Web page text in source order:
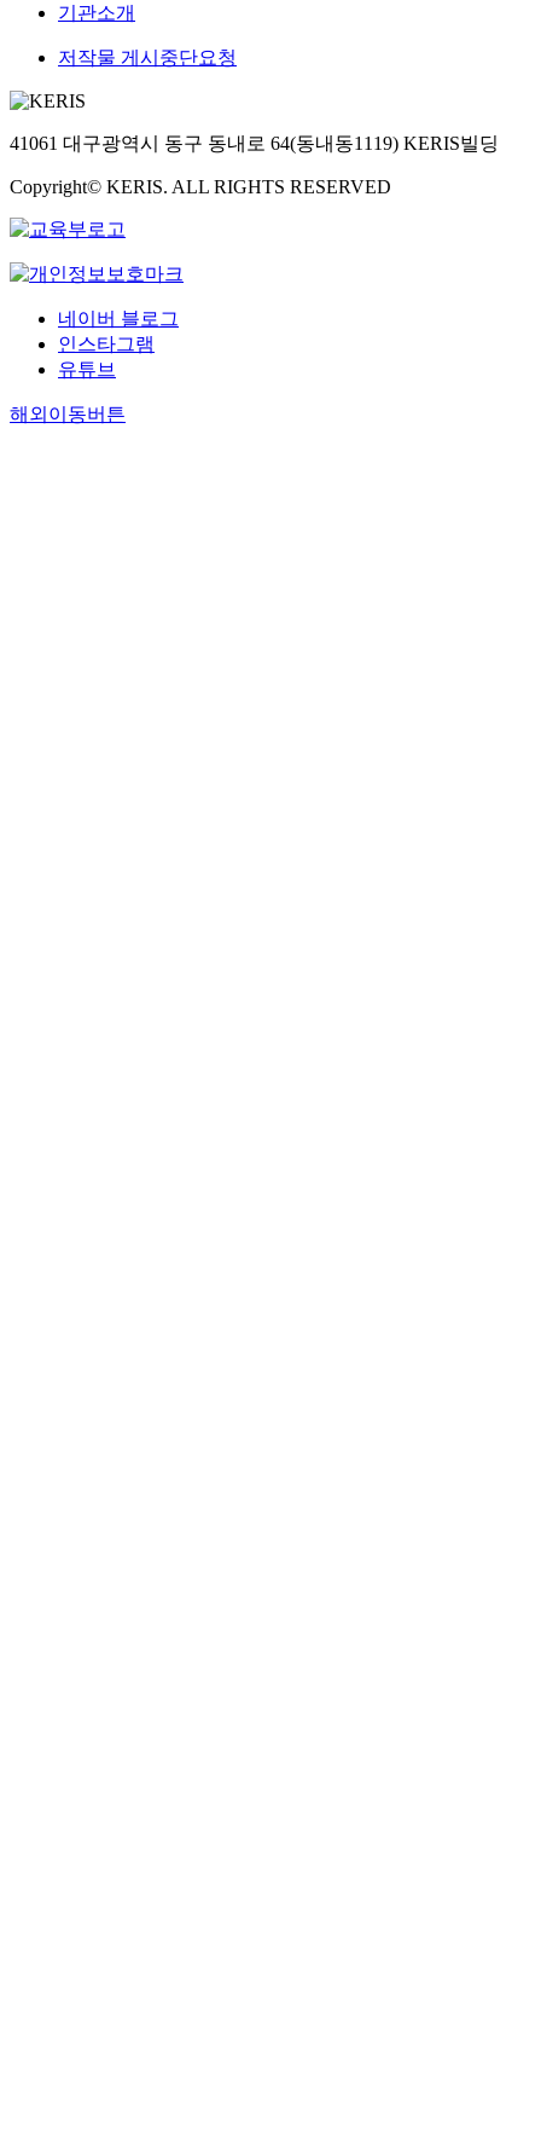
기관소개
저작물 게시중단요청
41061 대구광역시 동구 동내로 64(동내동1119) KERIS빌딩
Copyright© KERIS. ALL RIGHTS RESERVED
네이버 블로그
인스타그램
유튜브
해외이동버튼